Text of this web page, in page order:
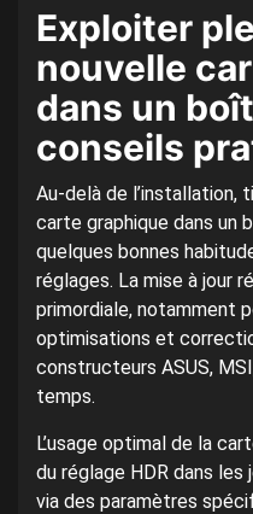
Exploiter
nouvelle
dans un
conseils
Au-delà de l’installation,
carte graphique dans un
quelques bonnes
réglages. La mise à jour
primordiale, notamment
optimisations et
constructeurs ASUS,
temps.
L’usage optimal de la
du réglage HDR dans les
via des paramètres